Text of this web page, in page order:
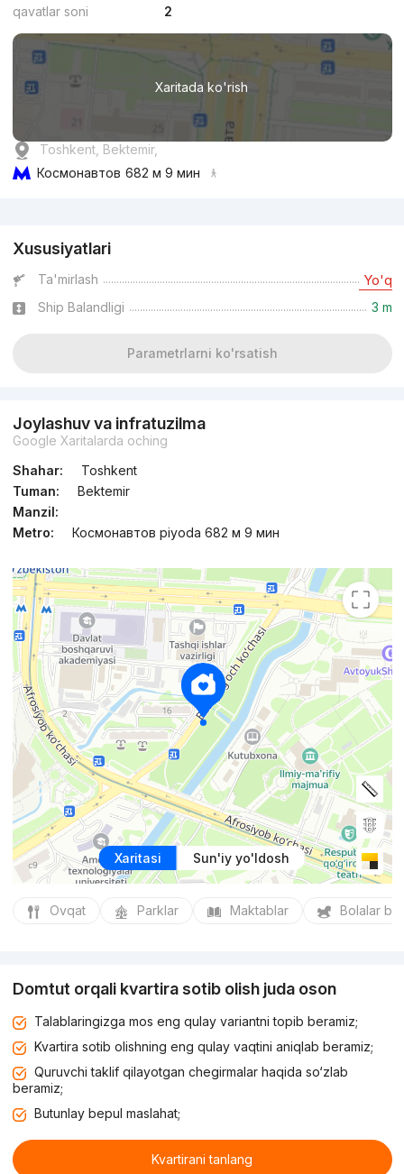
qavatlar soni
2
Xaritada ko'rish
Toshkent, Bektemir,
Космонавтов 682 м 9 мин
Xususiyatlari
Ta'mirlash Yo'q
Ship Balandligi 3 m
Parametrlarni ko'rsatish
Joylashuv va infratuzilma
Google Xaritalarda oching
Shahar:
Toshkent
Tuman:
Bektemir
Manzil:
Metro:
Космонавтов piyoda 682 м 9 мин
Xaritasi Sun'iy yo'ldosh
Ovqat Parklar Maktablar Bolalar
Domtut orqali kvartira sotib olish juda oson
Talablaringizga mos eng qulay variantni topib beramiz;
Kvartira sotib olishning eng qulay vaqtini aniqlab beramiz;
Quruvchi taklif qilayotgan chegirmalar haqida so‘zlab
beramiz;
Butunlay bepul maslahat;
Kvartirani tanlang